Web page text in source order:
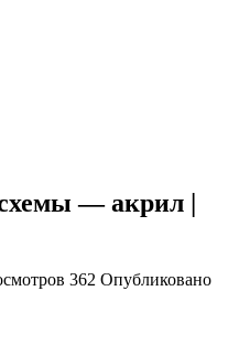
— акрил |
362 Опубликовано